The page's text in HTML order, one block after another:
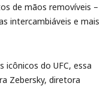
de mãos removíveis –
intercambiáveis ​​e mais
icônicos do UFC, essa
Zebersky, diretora